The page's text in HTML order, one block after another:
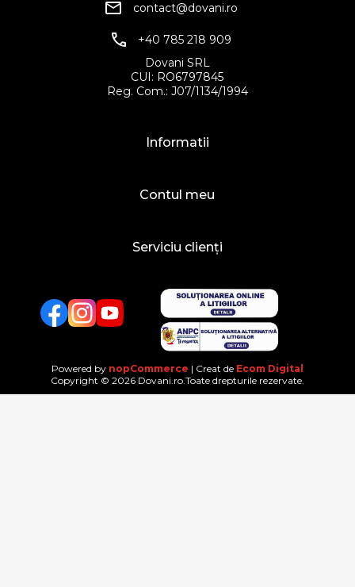
contact@dovani.ro
+40 785 218 909
Dovani SRL
CUI: RO6797845
Reg. Com.: J07/1134/1994
Informatii
Contul meu
Serviciu clienți
FacebookTwitterYouTube
Powered by nopCommerce | Creat de Ecom Digital
Copyright © 2026 Dovani.ro.Toate drepturile rezervate.